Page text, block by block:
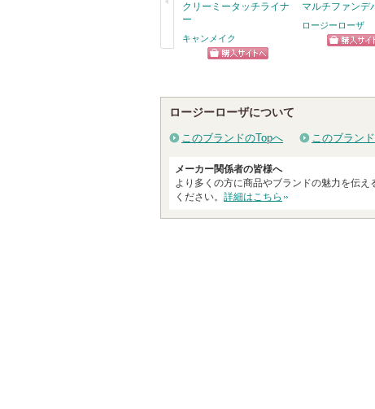
クリーミータッチライナ
ー
キャンメイク
マルチファンデ
ロージーローザ
ロージーローザについて
このブランドのTopへ このブラン
メーカー関係者の皆様へ
より多くの方に商品やブランドの魅力を伝
ください。 詳細はこちら